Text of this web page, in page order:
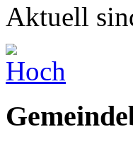
Aktuell